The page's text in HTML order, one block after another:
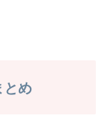
とめ